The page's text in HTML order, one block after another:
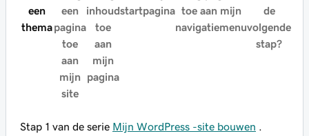
een
thema
een
pagina
toe
aan
mijn
site
inhoud
toe
aan
mijn
pagina
startpagina toe aan mijn
navigatiemenu
de
volgende
stap?
Stap 1 van de serie Mijn WordPress -site bouwen